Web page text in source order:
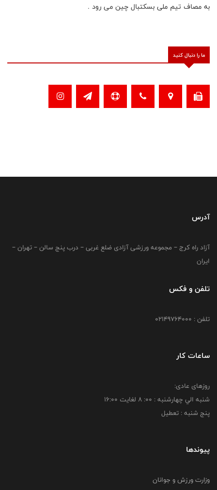
به مصاف تیم ملی بسکتبال چین می رود .
ما را دنبال کنید
آدرس
آزاد راه کرج – مجموعه ورزشی آزادی ضلع غربی – درب پنج سالن – تهران –
ایران
تلفن و فکس
تلفن : 02149764000
ساعات کار
روزهای عادی:
شنبه الي چهارشنبه : 00: 8 لغايت 16:00
پنج شنبه : تعطیل
پیوندها
وزارت ورزش و جوانان